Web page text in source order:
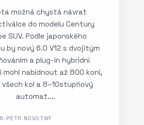
možná chystá návrat
do modelu Century
SUV. Podle japonského
by nový 6.0 V12 s dvojitým
a plug-in hybridní
nabídnout až 800 koní,
všech kol a 8–10stupňový
automat....
·PETR NOVOTNÝ